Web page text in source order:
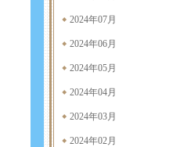
2024年07月
2024年06月
2024年05月
2024年04月
2024年03月
2024年02月